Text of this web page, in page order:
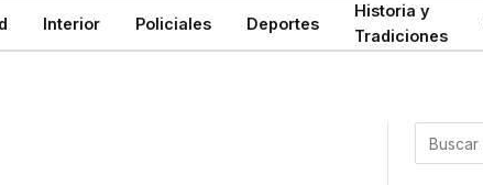
Interior Policiales Deportes
Historia y
Tradiciones